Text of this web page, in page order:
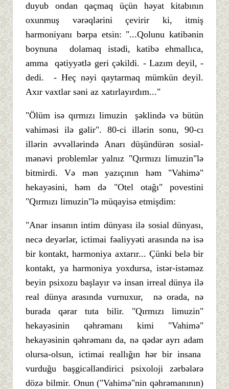
duyub ondan qaçmaq üçün həyat kitabının
oxunmuş vərəqlərini çevirir ki, itmiş
harmoniyanı bərpa etsin: "...Qolunu katibənin
boynuna dolamaq istədi, katibə ehmallıca,
amma qətiyyətlə geri çəkildi. - Lazım deyil, -
dedi. - Heç nəyi qaytarmaq mümkün deyil.
Axır vaxtlar səni az xatırlayırdım..."
"Ölüm isə qırmızı limuzin şəklində və bütün
vahiməsi ilə gəlir". 80-ci illərin sonu, 90-cı
illərin əvvəllərində Anarı düşündürən sosial-
mənəvi problemlər yalnız "Qırmızı limuzin"lə
bitmirdi. Və mən yazıçının həm "Vahimə"
hekayəsini, həm də "Otel otağı" povestini
"Qırmızı limuzin"lə müqayisə etmişdim:
"Anar insanın intim dünyası ilə sosial dünyası,
necə deyərlər, ictimai fəaliyyəti arasında nə isə
bir kontakt, harmoniya axtarır... Çünki belə bir
kontakt, ya harmoniya yoxdursa, istər-istəməz
beyin psixozu başlayır və insan irreal dünya ilə
real dünya arasında vurnuxur, nə orada, nə
burada qərar tuta bilir. "Qırmızı limuzin"
hekayəsinin qəhrəmanı kimi "Vahimə"
hekayəsinin qəhrəmanı da, nə qədər ayrı adam
olursa-olsun, ictimai reallığın hər bir insana
vurduğu başgicəlləndirici psixoloji zərbələrə
dözə bilmir. Onun ("Vahimə"nin qəhrəmanının)